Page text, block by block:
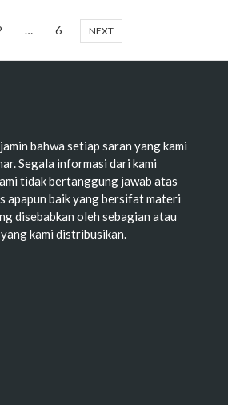
… 6 NEXT
bahwa setiap saran yang kami
Segala informasi dari kami
tidak bertanggung jawab atas
apapun baik yang bersifat materi
disebabkan oleh sebagian atau
kami distribusikan.